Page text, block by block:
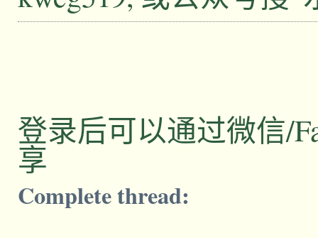
登录后可以通过微信/
享
Complete thread: